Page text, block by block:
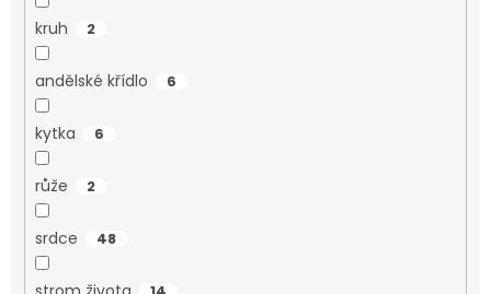
kruh 2
andělské křídlo 6
kytka 6
růže 2
srdce 48